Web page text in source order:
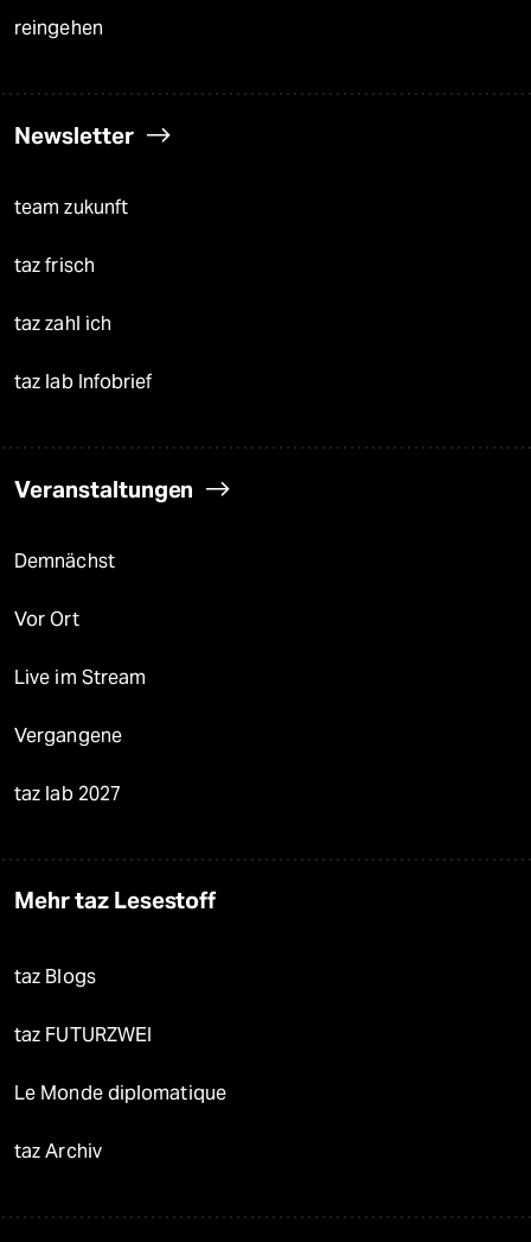
reingehen
Newsletter
team zukunft
taz frisch
taz zahl ich
taz lab Infobrief
Veranstaltungen
Demnächst
Vor Ort
Live im Stream
Vergangene
taz lab 2027
Mehr taz Lesestoff
taz Blogs
taz FUTURZWEI
Le Monde diplomatique
taz Archiv